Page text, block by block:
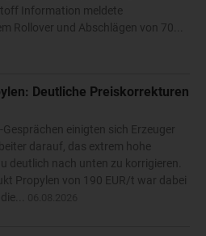
Information meldete
Rollover und Abschlägen von 70...
Deutliche Preiskorrekturen
Gesprächen einigten sich Erzeuger
darauf, das extrem hohe
deutlich nach unten zu korrigieren.
Propylen von 190 EUR/t war dabei